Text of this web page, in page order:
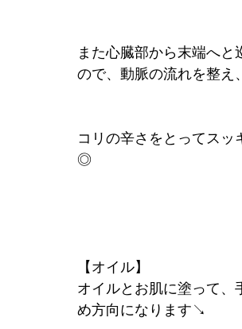
また心臓部から末端へ
ので、動脈の流れを整え
コリの辛さをとってスッ
◎
【オイル】
オイルとお肌に塗って、
め方向になります↘️